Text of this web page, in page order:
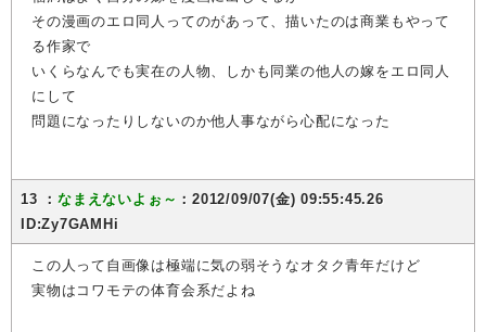
その漫画のエロ同人ってのがあって、描いたのは商業もやって
る作家で
いくらなんでも実在の人物、しかも同業の他人の嫁をエロ同人
にして
問題になったりしないのか他人事ながら心配になった
13 ：なまえないよぉ～ ：2012/09/07(金) 09:55:45.26
ID:Zy7GAMHi
この人って自画像は極端に気の弱そうなオタク青年だけど
実物はコワモテの体育会系だよね